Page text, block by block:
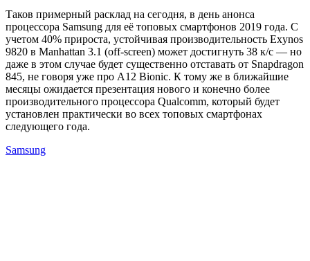
Таков примерный расклад на сегодня, в день анонса
процессора Samsung для её топовых смартфонов 2019 года. С
учетом 40% прироста, устойчивая производительность Exynos
9820 в Manhattan 3.1 (off-screen) может достигнуть 38 к/с — но
даже в этом случае будет существенно отставать от Snapdragon
845, не говоря уже про A12 Bionic. К тому же в ближайшие
месяцы ожидается презентация нового и конечно более
производительного процессора Qualcomm, который будет
установлен практически во всех топовых смартфонах
следующего года.
Samsung